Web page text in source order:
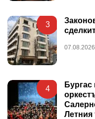
3
4
Летния